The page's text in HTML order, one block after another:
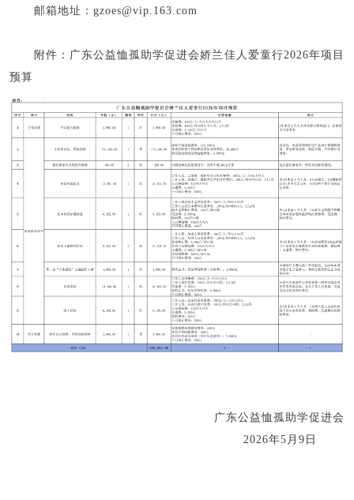
邮箱地址：gzoes@vip.163.com
附件：广东公益恤孤助学促进会娇兰佳人爱童行2026年项目
预算
广东公益恤孤助学促进会
2026年5月9日